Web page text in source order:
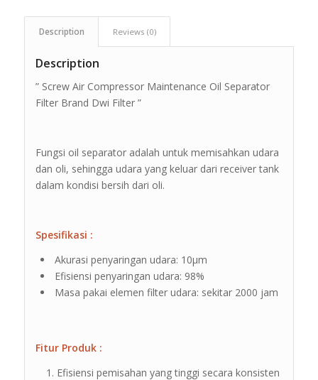
Description Reviews (0)
Description
” Screw Air Compressor Maintenance Oil Separator
Filter Brand Dwi Filter ”
Fungsi oil separator adalah untuk memisahkan udara
dan oli, sehingga udara yang keluar dari receiver tank
dalam kondisi bersih dari oli.
Spesifikasi :
Akurasi penyaringan udara: 10μm
Efisiensi penyaringan udara: 98%
Masa pakai elemen filter udara: sekitar 2000 jam
Fitur Produk :
Efisiensi pemisahan yang tinggi secara konsisten